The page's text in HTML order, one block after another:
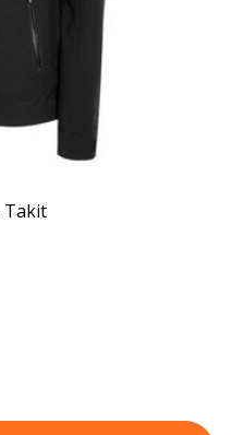
Takit